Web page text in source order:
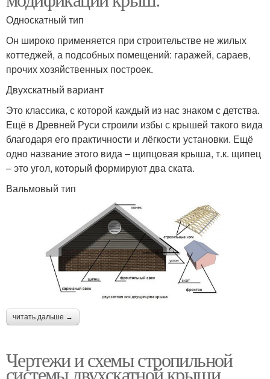
Односкатный тип
Он широко применяется при строительстве не жилых
коттеджей, а подсобных помещений: гаражей, сараев,
прочих хозяйственных построек.
Двухскатный вариант
Это классика, с которой каждый из нас знаком с детства.
Ещё в Древней Руси строили избы с крышей такого вида
благодаря его практичности и лёгкости установки. Ещё
одно название этого вида – щипцовая крыша, т.к. щипец
– это угол, который формируют два ската.
Вальмовый тип
читать дальше →
Чертежи и схемы стропильной